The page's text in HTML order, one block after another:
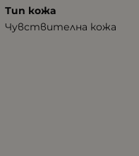
Тип кожа
Чувствителна кожа